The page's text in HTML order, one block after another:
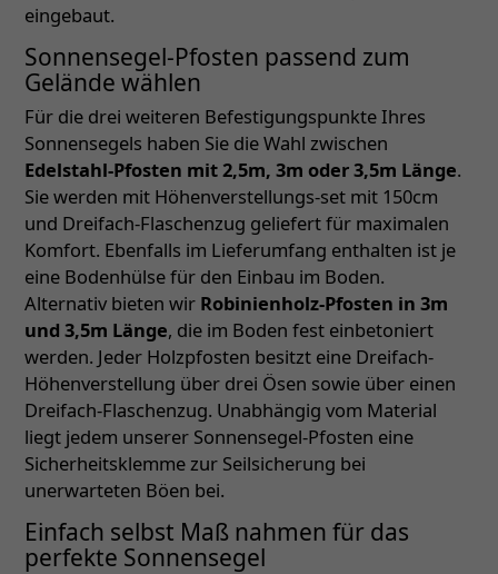
eingebaut.
Sonnensegel-Pfosten passend zum
Gelände wählen
Für die drei weiteren Befestigungspunkte Ihres
Sonnensegels haben Sie die Wahl zwischen
Edelstahl-Pfosten mit 2,5m, 3m oder 3,5m Länge.
Sie werden mit Höhenverstellungs-set mit 150cm
und Dreifach-Flaschenzug geliefert für maximalen
Komfort. Ebenfalls im Lieferumfang enthalten ist je
eine Bodenhülse für den Einbau im Boden.
Alternativ bieten wir Robinienholz-Pfosten in 3m
und 3,5m Länge, die im Boden fest einbetoniert
werden. Jeder Holzpfosten besitzt eine Dreifach-
Höhenverstellung über drei Ösen sowie über einen
Dreifach-Flaschenzug. Unabhängig vom Material
liegt jedem unserer Sonnensegel-Pfosten eine
Sicherheitsklemme zur Seilsicherung bei
unerwarteten Böen bei.
Einfach selbst Maß nahmen für das
perfekte Sonnensegel